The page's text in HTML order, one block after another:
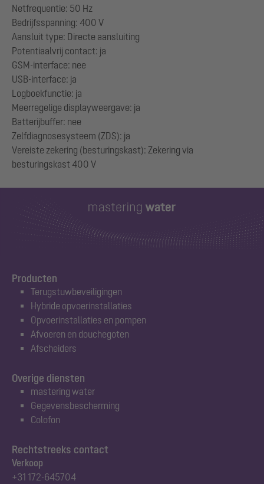
Netfrequentie: 50 Hz
Bedrijfsspanning: 400 V
Aansluit type: Directe aansluiting
Potentiaalvrij contact: ja
GSM-interface: nee
USB-interface: ja
Logboekfunctie: ja
Meerregelige displayweergave: ja
Batterijbuffer: nee
Zelfdiagnosesysteem (ZDS): ja
Vereiste zekering (besturingskast): Zekering via
Producten
Terugstuwbeveiligingen
Hybride opvoerinstallaties
Opvoerinstallaties en pompen
Afvoeren en douchegoten
Afscheiders
Rechtstreeks contact
Verkoop
+31 172-645704
Overige diensten
mastering water
Gegevensbescherming
Colofon